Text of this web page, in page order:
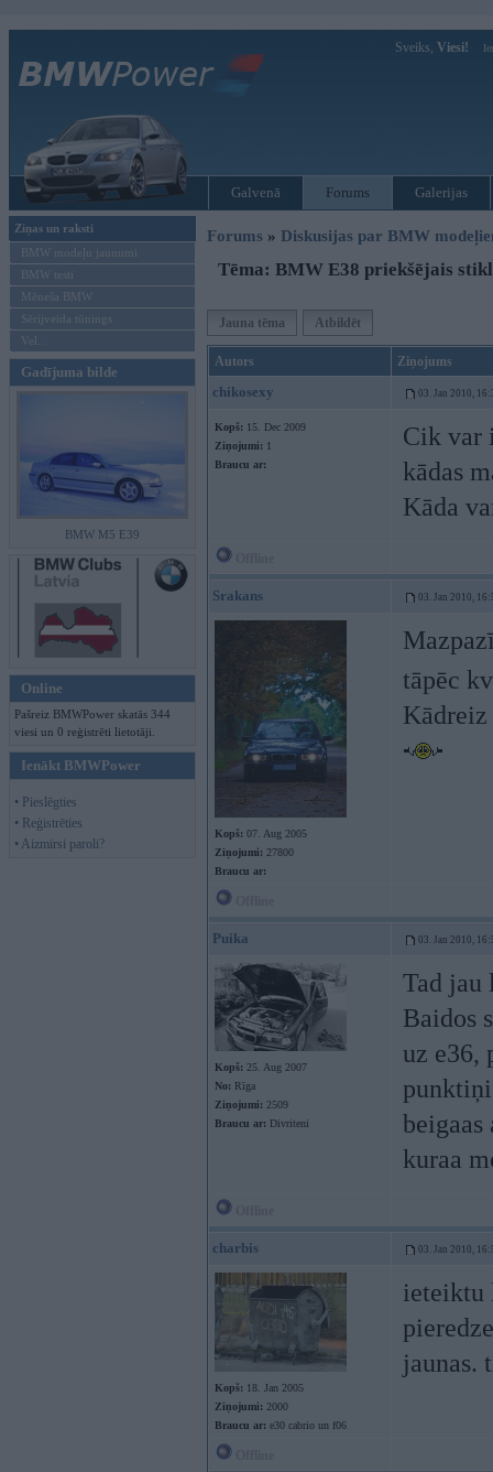
Sveiks, Viesi!
Galvenā Forums Galerijas
Ziņas un raksti
BMW modeļu jaunumi
BMW testi
Mēneša BMW
Sērijveida tūnings
Vel...
Gadījuma bilde
BMW M5 E39
Online
Pašreiz BMWPower skatās 344
viesi un 0 reģistrēti lietotāji.
Ienākt BMWPower
• Pieslēgties
• Reģistrēties
• Aizmirsi paroli?
Forums » Diskusijas par BMW
Tēma: BMW E38 priekšējais
Jauna tēma Atbildēt
Autors Ziņojums
chikosexy 03. Jan 2010,
Kopš: 15. Dec 2009
Ziņojumi: 1
Braucu ar:
Cik var
kādas
Kāda
Srakans 03. Jan 2010,
Kopš: 07. Aug 2005
Ziņojumi: 27800
Braucu ar:
tāpēc
Kādreiz
Puika 03. Jan 2010,
Kopš: 25. Aug 2007
No: Rīga
Ziņojumi: 2509
Braucu ar: Divriteni
Tad jau
Baidos
uz e36,
kuraa
charbis 03. Jan 2010,
Kopš: 18. Jan 2005
Ziņojumi: 2000
Braucu ar: e30 cabrio un f06
ieteiktu